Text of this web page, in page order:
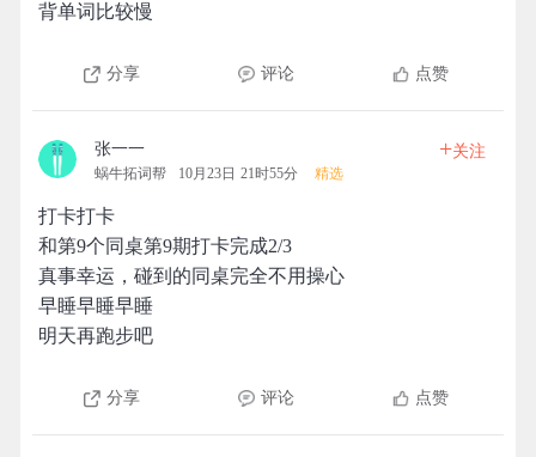
背单词比较慢
分享 评论 点赞
张一一
蜗牛拓词帮 10月23日 21时55分 精选
+关注
打卡打卡
和第9个同桌第9期打卡完成2/3
真事幸运，碰到的同桌完全不用操心
早睡早睡早睡
明天再跑步吧
分享 评论 点赞